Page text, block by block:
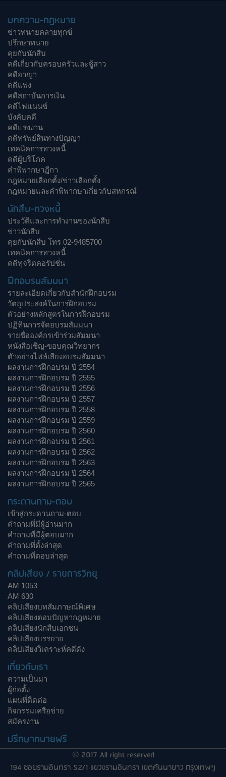
บทความ-กฎหมาย
ข่าวทนายคลายทุกข์
ปรึกษาทนาย
คุยกับนักสืบ
คดีเกี่ยวกับครอบครัวและชู้สาว
คดีอาญา
คดีแพ่ง
คดีสถาบันการเงิน
คดีไฟแนนซ์
บังคับคดี
คดีแรงงาน
คดีทรัพย์สินทางปัญญา
เทคนิคการทวงหนี้
คดีผู้บริโภค
คำพิพากษาฎีกา
กฎหมายเลือกตั้ง/ข่าวเลือกตั้ง
กฎหมายและคำพิพากษาเกี่ยวกับสหกรณ์
นักสืบ-ทวงหนี้
ประวัติและการทำงานของนักสืบ
ข่าวนักสืบ
คุยกับนักสืบ โทร 02-9485700
เทคนิคการทวงหนี้
คดีทุจริตคอรัปชั่น
ฝึกอบรมสัมมนา
รายละเอียดเกี่ยวกับสำนักฝึกอบรม
วัตถุประสงค์ในการฝึกอบรม
ตัวอย่างหลักสูตรในการฝึกอบรม
ปฏิทินการจัดอบรมสัมมนา
รายชื่อองค์กรเข้าร่วมสัมมนา
หนังสือเชิญ-ขอบคุณวิทยากร
ตัวอย่างไฟล์เสียงอบรมสัมมนา
ผลงานการฝึกอบรม ปี 2554
ผลงานการฝึกอบรม ปี 2555
ผลงานการฝึกอบรม ปี 2556
ผลงานการฝึกอบรม ปี 2557
ผลงานการฝึกอบรม ปี 2558
ผลงานการฝึกอบรม ปี 2559
ผลงานการฝึกอบรม ปี 2560
ผลงานการฝึกอบรม ปี 2561
ผลงานการฝึกอบรม ปี 2562
ผลงานการฝึกอบรม ปี 2563
ผลงานการฝึกอบรม ปี 2564
ผลงานการฝึกอบรม ปี 2565
กระดานถาม-ตอบ
เข้าสู่กระดานถาม-ตอบ
คำถามที่มีผู้อ่านมาก
คำถามที่มีผู้ตอบมาก
คำถามที่ตั้งล่าสุด
คำถามที่ตอบล่าสุด
คลิปเสียง / รายการวิทยุ
AM 1053
AM 630
คลิปเสียงบทสัมภาษณ์พิเศษ
คลิปเสียงตอบปัญหากฎหมาย
คลิปเสียงนักสืบเอกชน
คลิปเสียงบรรยาย
คลิปเสียงวิเคราะห์คดีดัง
เกี่ยวกับเรา
ความเป็นมา
ผู้ก่อตั้ง
แผนที่ติดต่อ
กิจกรรมเครือข่าย
สมัครงาน
ปรึกษาทนายฟรี
© 2017 All right reserved
194 ซอยรามอินทรา 52/1 แขวงรามอินทรา เขตคันนายาว กรุงเทพฯ